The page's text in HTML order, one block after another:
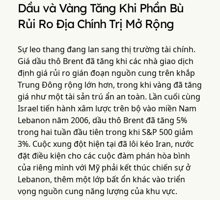
Dầu và Vàng Tăng Khi Phần Bù
Rủi Ro Địa Chính Trị Mở Rộng
Sự leo thang đang lan sang thị trường tài chính.
Giá dầu thô Brent đã tăng khi các nhà giao dịch
định giá rủi ro gián đoạn nguồn cung trên khắp
Trung Đông rộng lớn hơn, trong khi vàng đã tăng
giá như một tài sản trú ẩn an toàn. Lần cuối cùng
Israel tiến hành xâm lược trên bộ vào miền Nam
Lebanon năm 2006, dầu thô Brent đã tăng 5%
trong hai tuần đầu tiên trong khi S&P 500 giảm
3%. Cuộc xung đột hiện tại đã lôi kéo Iran, nước
đặt điều kiện cho các cuộc đàm phán hòa bình
của riêng mình với Mỹ phải kết thúc chiến sự ở
Lebanon, thêm một lớp bất ổn khác vào triển
vọng nguồn cung năng lượng của khu vực.